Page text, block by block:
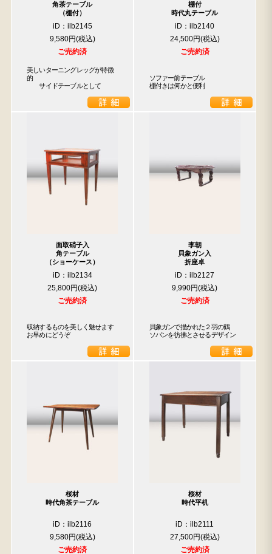
角茶テーブル
（棚付）
iD：ilb2145
9,580円
ご売約済
美しいターニングレッグが特徴
的
サイドテーブルとして
棚付
時代丸テーブル
iD：ilb2140
24,500円
ご売約済
ソファー前テーブル
棚付きは何かと便利
面取硝子入
角テーブル
（ショーケース）
iD：ilb2134
25,800円
ご売約済
収納するものを美しく魅せます
お早めにどうぞ
李朝
貝象ガン入
折座卓
iD：ilb2127
9,990円
ご売約済
貝象ガンで描かれた２羽の鶴
ソバンを彷彿とさせるデザイン
桜材
時代角茶テーブル
iD：ilb2116
9,580円
ご売約済
桜材
時代平机
iD：ilb2111
27,500円
ご売約済